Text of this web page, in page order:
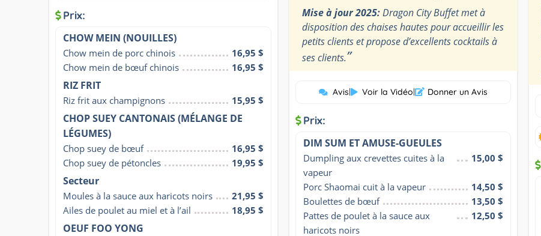
Prix:
CHOW MEIN (NOUILLES)
Chow mein de porc chinois
16,95 $
Chow mein de bœuf chinois
16,95 $
RIZ FRIT
Riz frit aux champignons 15,95 $
CHOP SUEY CANTONAIS (MÉLANGE DE
LÉGUMES)
Chop suey de bœuf
16,95 $
Chop suey de pétoncles
19,95 $
Secteur
Moules à la sauce aux haricots noirs
21,95 $
Ailes de poulet au miel et à l’ail
18,95 $
OEUF FOO YONG
Mise à jour 2025:Dragon City Buffet met à
disposition des chaises hautes pour accueillir les
petits clients et propose d’excellents cocktails à
ses clients.”
Avis| Voir la Vidéo| Donner un Avis
Prix:
DIM SUM ET AMUSE-GUEULES
Dumpling aux crevettes cuites à la
vapeur
15,00 $
Porc Shaomai cuit à la vapeur
14,50 $
Boulettes de bœuf
13,50 $
Pattes de poulet à la sauce aux
haricots noirs
12,50 $